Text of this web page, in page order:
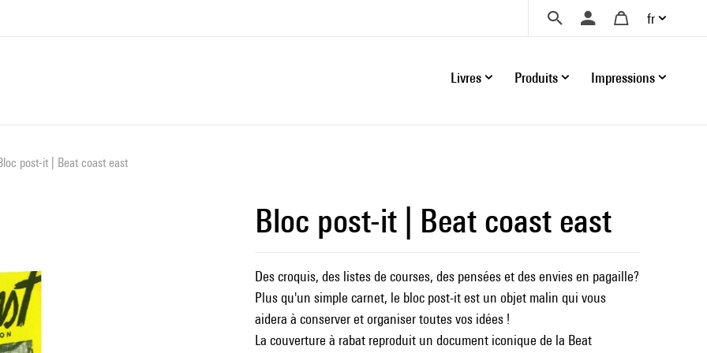
fr
Livres Produits Impressions
post-it | Beat coast east
Bloc post-it | Beat coast east
Des croquis, des listes de courses, des pensées et des envies en pagaille?
Plus qu'un simple carnet, le bloc post-it est un objet malin qui vous
aidera à conserver et organiser toutes vos idées !
La couverture à rabat reproduit un document iconique de la Beat